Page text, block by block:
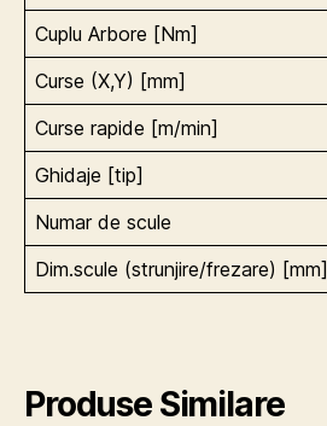
Cuplu Arbore [Nm]
Curse (X,Y) [mm]
Curse rapide [m/min]
Ghidaje [tip]
Numar de scule
Dim.scule (strunjire/frezare) [mm]
Produse Similare